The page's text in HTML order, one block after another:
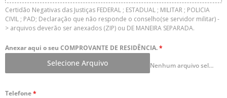
Certidão Negativas das Justiças FEDERAL ; ESTADUAL ; MILITAR ; POLICIA
CIVIL ; PAD; Declaração que não responde o conselho(se servidor militar) -
> arquivos deverão ser anexados (ZIP) ou DE MANEIRA SEPARADA.
Anexar aqui o seu COMPROVANTE DE RESIDÊNCIA.*
Selecione Arquivo Nenhum arquivo selecionado ainda
Telefone*